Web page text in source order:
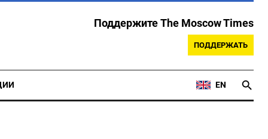
Поддержите The Moscow Times
ПОДДЕРЖАТЬ
EN